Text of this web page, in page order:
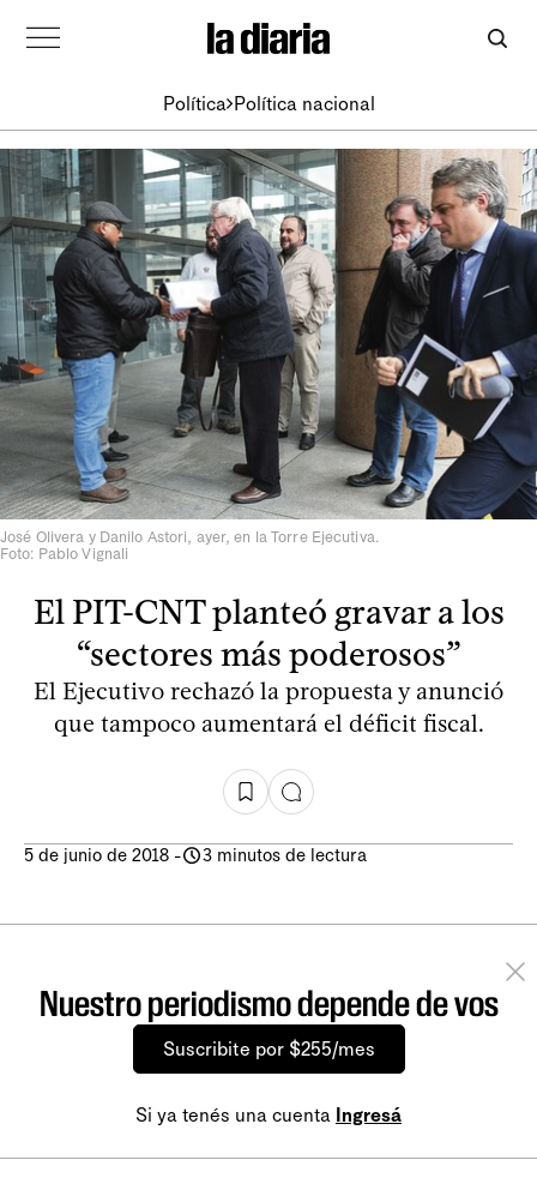
Política Política nacional
José Olivera y Danilo Astori, ayer, en la Torre Ejecutiva.
Foto: Pablo Vignali
El PIT-CNT planteó gravar a los
“sectores más poderosos”
El Ejecutivo rechazó la propuesta y anunció
que tampoco aumentará el déficit fiscal.
5 de junio de 2018 - 3 minutos de lectura
Nuestro periodismo depende de vos
Suscribite por $255/mes
Si ya tenés una cuenta Ingresá